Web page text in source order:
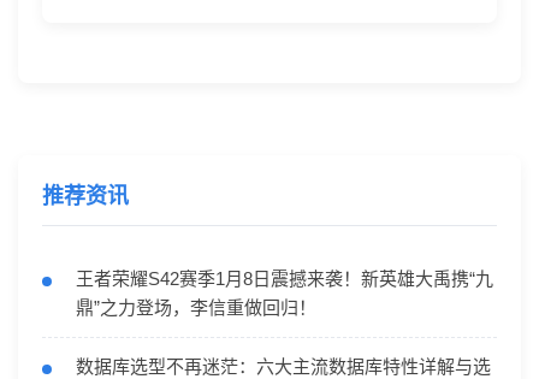
推荐资讯
王者荣耀S42赛季1月8日震撼来袭！新英雄大禹携“九
鼎”之力登场，李信重做回归！
数据库选型不再迷茫：六大主流数据库特性详解与选